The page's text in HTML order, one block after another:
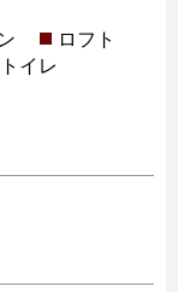
ロフト
トイレ